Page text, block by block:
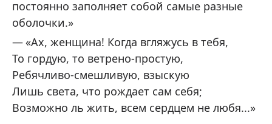
постоянно заполняет собой самые разные
оболочки.»
«Ах, женщина! Когда вгляжусь в тебя,
То гордую, то ветрено-простую,
Ребячливо-смешливую, взыскую
Лишь света, что рождает сам себя;
Возможно ль жить, всем сердцем не любя...»